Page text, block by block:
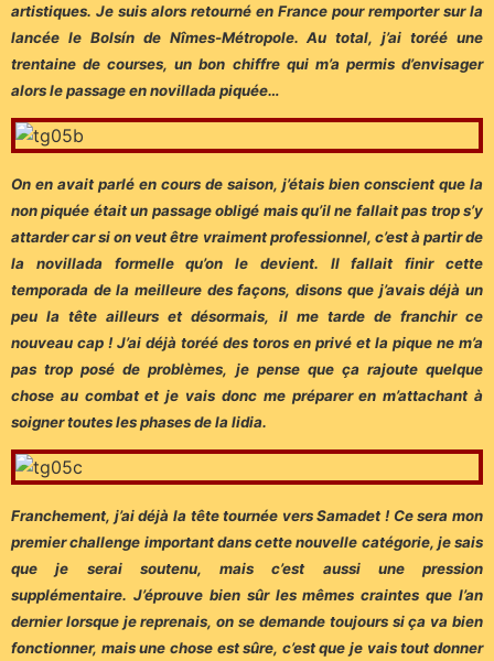
artistiques. Je suis alors retourné en France pour remporter sur la
lancée le Bolsín de Nîmes-Métropole. Au total, j’ai toréé une
trentaine de courses, un bon chiffre qui m’a permis d’envisager
alors le passage en novillada piquée…
On en avait parlé en cours de saison, j’étais bien conscient que la
non piquée était un passage obligé mais qu’il ne fallait pas trop s’y
attarder car si on veut être vraiment professionnel, c’est à partir de
la novillada formelle qu’on le devient. Il fallait finir cette
temporada de la meilleure des façons, disons que j’avais déjà un
peu la tête ailleurs et désormais, il me tarde de franchir ce
nouveau cap ! J’ai déjà toréé des toros en privé et la pique ne m’a
pas trop posé de problèmes, je pense que ça rajoute quelque
chose au combat et je vais donc me préparer en m’attachant à
soigner toutes les phases de la lidia.
Franchement, j’ai déjà la tête tournée vers Samadet ! Ce sera mon
premier challenge important dans cette nouvelle catégorie, je sais
que je serai soutenu, mais c’est aussi une pression
supplémentaire. J’éprouve bien sûr les mêmes craintes que l’an
dernier lorsque je reprenais, on se demande toujours si ça va bien
fonctionner, mais une chose est sûre, c’est que je vais tout donner